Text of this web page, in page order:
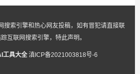
搜索引擎和热心网友投稿，如有冒犯请直接联
互联网搜索引擎，特此声明。
工具大全 滇ICP备2021003818号-6